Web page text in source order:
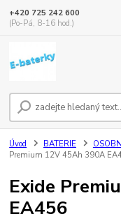
+420 725 242 600
(Po-Pá, 8-16 hod.)
Úvod BATERIE
Premium 12V 45Ah 390A
Exide
EA456